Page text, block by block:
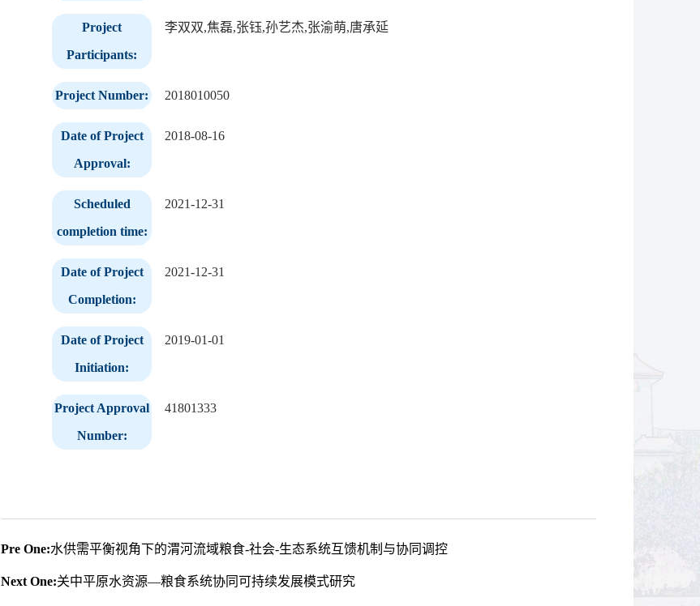
Project
Participants:
李双双,焦磊,张钰,孙艺杰,张渝萌,唐承延
Project Number: 2018010050
Date of Project
Approval:
2018-08-16
Scheduled
completion time:
2021-12-31
Date of Project
Completion:
2021-12-31
Date of Project
Initiation:
2019-01-01
Project Approval
Number:
41801333
Pre One:水供需平衡视角下的渭河流域粮食-社会-生态系统互馈机制与协同调控
Next One:关中平原水资源—粮食系统协同可持续发展模式研究